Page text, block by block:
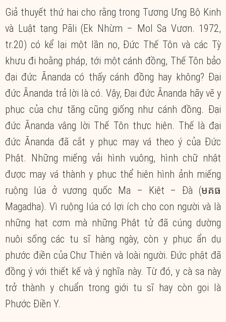
Giả thuyết thứ hai cho rằng trong Tương Ưng Bộ Kinh
và Luật tạng Pāli (Ek Nhừm – Mol Sa Vươn. 1972,
tr.20) có kể lại một lần nọ, Đức Thế Tôn và các Tỳ
khưu đi hoằng pháp, tới một cánh đồng, Thế Tôn bảo
đại đức Ānanda có thấy cánh đồng hay không? Đại
đức Ānanda trả lời là có. Vậy, Đại đức Ānanda hãy vẽ y
phục của chư tăng cũng giống như cánh đồng. Đại
đức Ānanda vâng lời Thế Tôn thực hiện. Thế là đại
đức Ānanda đã cắt y phục may vá theo ý của Đức
Phật. Những miếng vải hình vuông, hình chữ nhật
được may vá thành y phục thể hiện hình ảnh miếng
ruộng lúa ở vương quốc Ma – Kiệt – Đà (មគធ
Magadha). Vì ruộng lúa có lợi ích cho con người và là
những hạt cơm mà những Phật tử đã cúng dường
nuôi sống các tu sĩ hàng ngày, còn y phục ẩn dụ
phước điền của Chư Thiên và loài người. Đức phật đã
đồng ý với thiết kế và ý nghĩa này. Từ đó, y cà sa này
trở thành y chuẩn trong giới tu sĩ hay còn gọi là
Phước Điền Y.